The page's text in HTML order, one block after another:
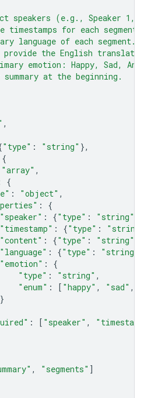
speakers (e.g., Speaker 1,
timestamps for each segment
language of each segment.
provide the English
emotion: Happy, Sad,
summary at the beginning.
,
"type" : "string" },
{
"array" ,
{
: "object" ,
:
{
"speaker" : {"type" : "string"
"timestamp" : {"type" :
"content" : {"type" : "string"
"language" : {"type" : "string"
"emotion" :
{
"type" : "string" ,
"enum" : [ "happy" , "sad" ,
}
: [ "speaker" ,
, "segments" ]